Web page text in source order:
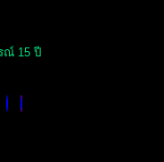
ณ์ 15 ปี